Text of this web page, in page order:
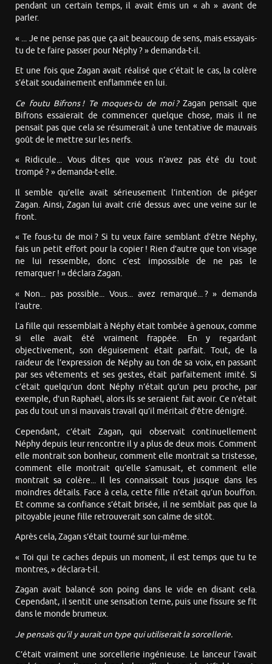
pendant un certain temps, il avait émis un « ah » avant de
parler.
« ... Je ne pense pas que ça ait beaucoup de sens, mais essayais-
tu de te faire passer pour Néphy ? » demanda-t-il.
Et une fois que Zagan avait réalisé que c’était le cas, la colère
s’était soudainement enflammée en lui.
Ce foutu Bifrons ! Te moques-tu de moi ? Zagan pensait que
Bifrons essaierait de commencer quelque chose, mais il ne
pensait pas que cela se résumerait à une tentative de mauvais
goût de le mettre sur les nerfs.
« Ridicule... Vous dites que vous n’avez pas été du tout
trompé ? » demanda-t-elle.
Il semble qu’elle avait sérieusement l’intention de piéger
Zagan. Ainsi, Zagan lui avait crié dessus avec une veine sur le
front.
« Te fous-tu de moi ? Si tu veux faire semblant d’être Néphy,
fais un petit effort pour la copier ! Rien d’autre que ton visage
ne lui ressemble, donc c’est impossible de ne pas le
remarquer ! » déclara Zagan.
« Non... pas possible... Vous... avez remarqué... ? » demanda
l’autre.
La fille qui ressemblait à Néphy était tombée à genoux, comme
si elle avait été vraiment frappée. En y regardant
objectivement, son déguisement était parfait. Tout, de la
raideur de l’expression de Néphy au ton de sa voix, en passant
par ses vêtements et ses gestes, était parfaitement imité. Si
c’était quelqu’un dont Néphy n’était qu’un peu proche, par
exemple, d’un Raphaël, alors ils se seraient fait avoir. Ce n’était
pas du tout un si mauvais travail qu’il méritait d’être dénigré.
Cependant, c’était Zagan, qui observait continuellement
Néphy depuis leur rencontre il y a plus de deux mois. Comment
elle montrait son bonheur, comment elle montrait sa tristesse,
comment elle montrait qu’elle s’amusait, et comment elle
montrait sa colère... Il les connaissait tous jusque dans les
moindres détails. Face à cela, cette fille n’était qu’un bouffon.
Et comme sa confiance s’était brisée, il ne semblait pas que la
pitoyable jeune fille retrouverait son calme de sitôt.
Après cela, Zagan s’était tourné sur lui-même.
« Toi qui te caches depuis un moment, il est temps que tu te
montres, » déclara-t-il.
Zagan avait balancé son poing dans le vide en disant cela.
Cependant, il sentit une sensation terne, puis une fissure se fit
dans le monde brumeux.
Je pensais qu’il y aurait un type qui utiliserait la sorcellerie.
C’était vraiment une sorcellerie ingénieuse. Le lanceur l’avait